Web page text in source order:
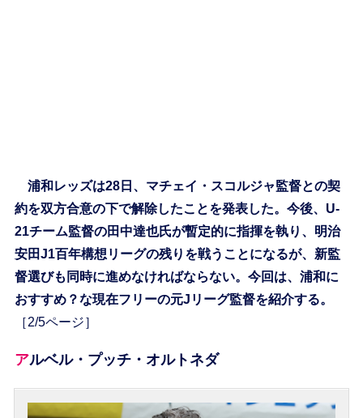
浦和レッズは28日、マチェイ・スコルジャ監督との契
約を双方合意の下で解除したことを発表した。今後、U-
21チーム監督の田中達也氏が暫定的に指揮を執り、明治
安田J1百年構想リーグの残りを戦うことになるが、新監
督選びも同時に進めなければならない。今回は、浦和に
おすすめ？な現在フリーの元Jリーグ監督を紹介する。
［2/5ページ］
アルベル・プッチ・オルトネダ